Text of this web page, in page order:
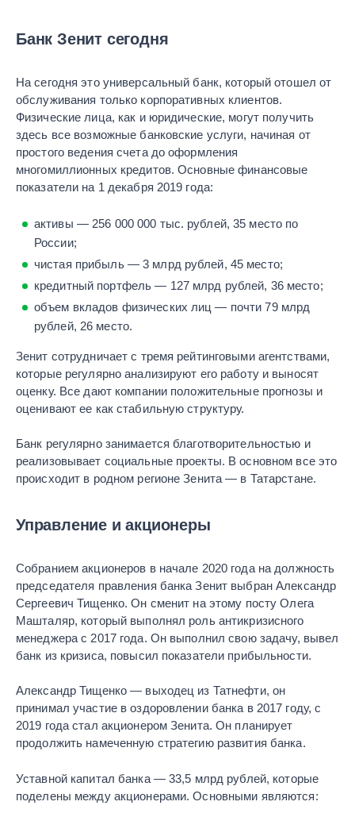
Банк Зенит сегодня
На сегодня это универсальный банк, который отошел от
обслуживания только корпоративных клиентов.
Физические лица, как и юридические, могут получить
здесь все возможные банковские услуги, начиная от
простого ведения счета до оформления
многомиллионных кредитов. Основные финансовые
показатели на 1 декабря 2019 года:
активы — 256 000 000 тыс. рублей, 35 место по
России;
чистая прибыль — 3 млрд рублей, 45 место;
кредитный портфель — 127 млрд рублей, 36 место;
объем вкладов физических лиц — почти 79 млрд
рублей, 26 место.
Зенит сотрудничает с тремя рейтинговыми агентствами,
которые регулярно анализируют его работу и выносят
оценку. Все дают компании положительные прогнозы и
оценивают ее как стабильную структуру.
Банк регулярно занимается благотворительностью и
реализовывает социальные проекты. В основном все это
происходит в родном регионе Зенита — в Татарстане.
Управление и акционеры
Собранием акционеров в начале 2020 года на должность
председателя правления банка Зенит выбран Александр
Сергеевич Тищенко. Он сменит на этому посту Олега
Машталяр, который выполнял роль антикризисного
менеджера с 2017 года. Он выполнил свою задачу, вывел
банк из кризиса, повысил показатели прибыльности.
Александр Тищенко — выходец из Татнефти, он
принимал участие в оздоровлении банка в 2017 году, с
2019 года стал акционером Зенита. Он планирует
продолжить намеченную стратегию развития банка.
Уставной капитал банка — 33,5 млрд рублей, которые
поделены между акционерами. Основными являются: